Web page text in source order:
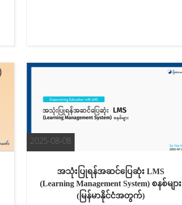
2025-08-08
အသုံးပြုရန်အဆင်ပြေဆုံး LMS
(Learning Management System) စနစ်များ
(မြန်မာနိုင်ငံအတွက်)